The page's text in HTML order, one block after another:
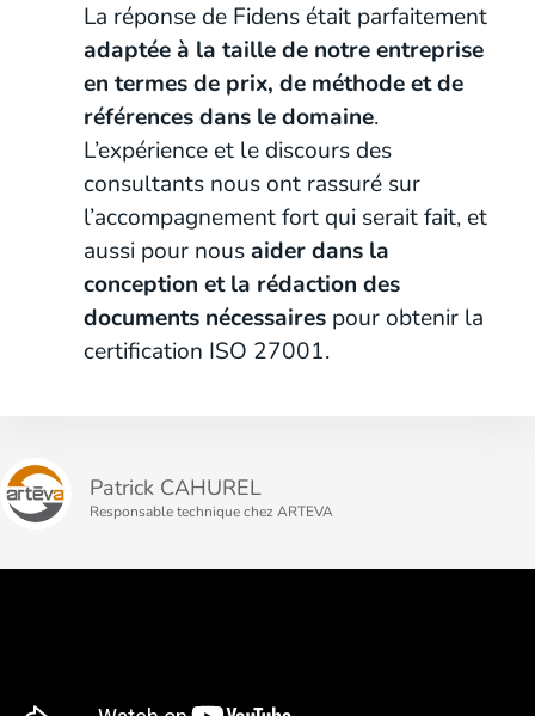
La réponse de Fidens était parfaitement
adaptée à la taille de notre entreprise
en termes de prix, de méthode et de
références dans le domaine.
L’expérience et le discours des
consultants nous ont rassuré sur
l’accompagnement fort qui serait fait, et
aussi pour nousaider dans la
conception et la rédaction des
documents nécessaires pour obtenir la
certification ISO 27001.
Patrick CAHUREL
Responsable technique chez ARTEVA